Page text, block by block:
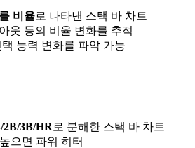
비율로 나타낸 스택 바 차트
웃 등의 비율 변화를 추적
능력 변화를 파악 가능
2B/3B/HR로 분해한 스택 바 차트
으면 파워 히터